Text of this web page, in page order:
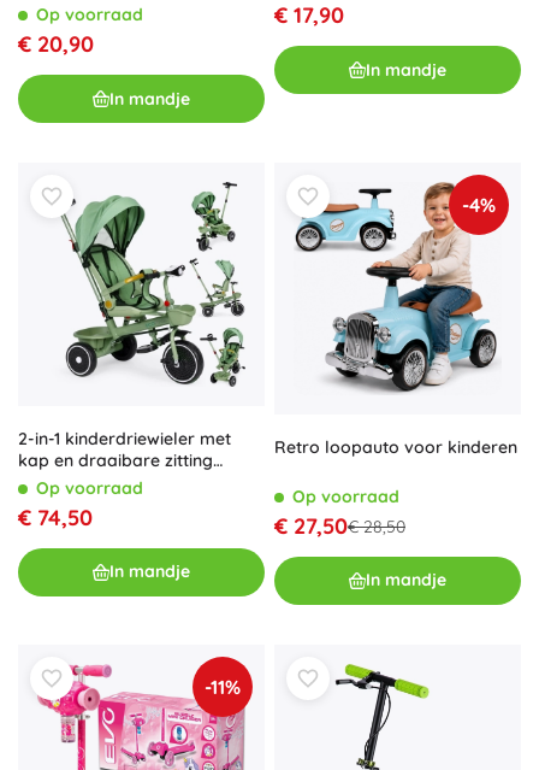
Op voorraad
€ 20,90
In mandje
€ 17,90
In mandje
2-in-1 kinderdriewieler met
kap en draaibare zitting
ECOTOYS – groen
Op voorraad
€ 74,50
In mandje
-4%
Retro loopauto voor kinderen
Op voorraad
€ 27,50€ 28,50
In mandje
-11%